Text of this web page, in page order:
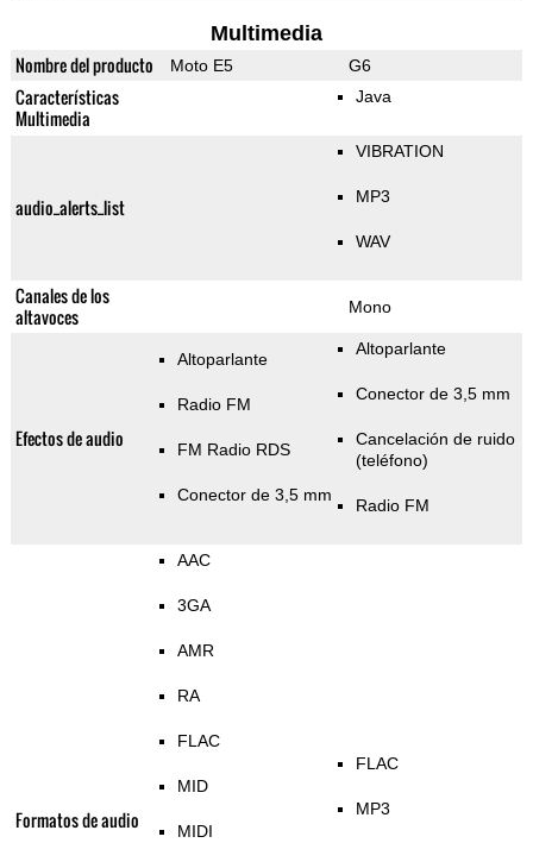
Multimedia
Nombre del producto Moto E5 G6
Características
Multimedia
Java
audio_alerts_list
VIBRATION
MP3
WAV
Canales de los
altavoces
Mono
Efectos de audio
Altoparlante
Radio FM
FM Radio RDS
Conector de 3,5 mm
Altoparlante
Conector de 3,5 mm
Cancelación de ruido
(teléfono)
Radio FM
Formatos de audio
AAC
3GA
AMR
RA
FLAC
MID
MIDI
FLAC
MP3